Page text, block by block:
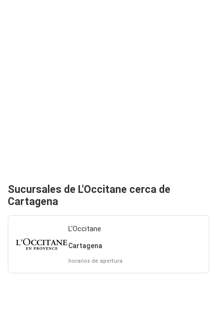
Sucursales de L'Occitane cerca de
Cartagena
L'Occitane
Cartagena
horarios de apertura